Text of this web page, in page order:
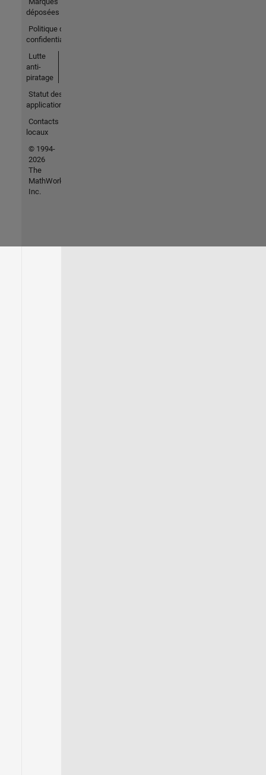
déposées
Politique de
confidentialité
Lutte
anti-
piratage
Statut des
applications
Contacts
locaux
© 1994-
2026
The
MathWorks,
Inc.